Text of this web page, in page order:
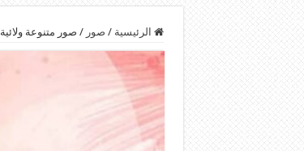
الرئيسية / صور / صور متنوعة ولائية